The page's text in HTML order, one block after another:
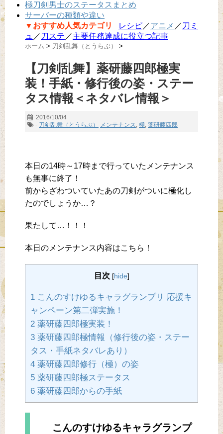
極刀剣男士のステータスまとめ
サーバーの種類や違い
▼おすすめ人気カテゴリ
レシピ／アニメ ／ 刀ミ
ュ ／ 刀ステ ／主要任務達成に役立つ記事
ホーム > 刀剣乱舞（とうらぶ） >
【刀剣乱舞】薬研藤四郎極実
装！手紙・修行後の姿・ステー
タス情報＜ネタバレ情報＞
2016/10/04
- 刀剣乱舞（とうらぶ） メンテナンス, 極, 薬研藤四郎
本日の14時～17時まで行っていたメンテナンス
も無事に終了！
前からざわついていたあの刀剣がついに極化し
たのでしょうか…？
果たして…！！！
本日のメンテナンス内容はこちら！
目次 [hide]
1 こんのすけゆるキャラグランプリ 応援キ
ャンペーン第二弾実施！
2 薬研藤四郎極実装！
3 薬研藤四郎極情報（修行後の姿・ステー
タス・手紙ネタバレあり）
4 薬研藤四郎修行（極）の姿
5 薬研藤四郎極ステータス
6 薬研藤四郎からの手紙
こんのすけゆるキャラグランプ